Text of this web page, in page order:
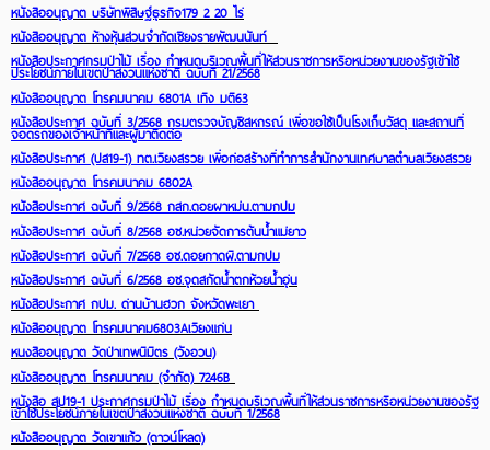
หนังสืออนุญาต บริษัทพิสิษฐ์ธุรกิจ179 2 20 ไร่
หนังสืออนุญาต ห้างหุ้นส่วนจำกัดเชียงรายพัฒนนันท์
หนังสือประกาศกรมป่าไม้ เรื่อง กำหนดบริเวณพื้นที่ให้ส่วนราชการหรือหน่วยงานของรัฐเข้าใช้
ประโยชน์ภายในเขตป่าสงวนแห่งชาติ ฉบับที่ 21/2568
หนังสืออนุญาต โทรคมนาคม 6801A เทิง มติ63
หนังสือประกาศ ฉบับที่ 3/2568 กรมตรวจบัญชีสหกรณ์ เพื่อขอใช้เป็นโรงเก็บวัสดุ และสถานที่
จอดรถของเจ้าหน้าที่และผู้มาติดต่อ
หนังสือประกาศ (ปส19-1) ทต.เวียงสรวย เพื่อก่อสร้างที่ทำการสำนักงานเทศบาลตำบลเวียงสรวย
หนังสืออนุญาต โทรคมนาคม 6802A
หนังสือประกาศ ฉบับที่ 9/2568 กสก.ดอยผาหม่น.ตามกปม
หนังสือประกาศ ฉบับที่ 8/2568 อช.หน่วยจัดการต้นน้ำแม่ยาว
หนังสือประกาศ ฉบับที่ 7/2568 อช.ดอยกาดผี.ตามกปม
หนังสิอประกาศ ฉบับที่ 6/2568 อช.จุดสกัดน้ำตกห้วยน้ำอุ่น
หนังสือประกาศ กปม. ด่านบ้านฮวก จังหวัดพะเยา
หนังสืออนุญาต โทรคมนาคม6803Aเวียงแก่น
หนงสืออนุญาต วัดป่าเทพนิมิตร (วังอวน)
หนังสืออนุญาต โทรคมนาคม (จำกัด) 7246B
หนังสือ สป19-1 ประกาศกรมป่าไม้ เรื่อง กำหนดบริเวณพื้นที่ให้ส่วนราชการหรือหน่วยงานของรัฐ
เข้าใช้ประโยชน์ภายในเขตป่าสงวนแห่งชาติ ฉบับที่ 1/2568
หนังสืออนุญาต วัดเขาแก้ว (ดาวน์โหลด)